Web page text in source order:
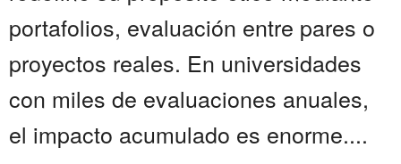
portafolios, evaluación entre pares o
proyectos reales. En universidades
con miles de evaluaciones anuales,
el impacto acumulado es enorme....